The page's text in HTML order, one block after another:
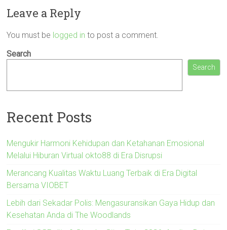
Leave a Reply
You must be logged in to post a comment.
Search
Search
Recent Posts
Mengukir Harmoni Kehidupan dan Ketahanan Emosional
Melalui Hiburan Virtual okto88 di Era Disrupsi
Merancang Kualitas Waktu Luang Terbaik di Era Digital
Bersama VIOBET
Lebih dari Sekadar Polis: Mengasuransikan Gaya Hidup dan
Kesehatan Anda di The Woodlands